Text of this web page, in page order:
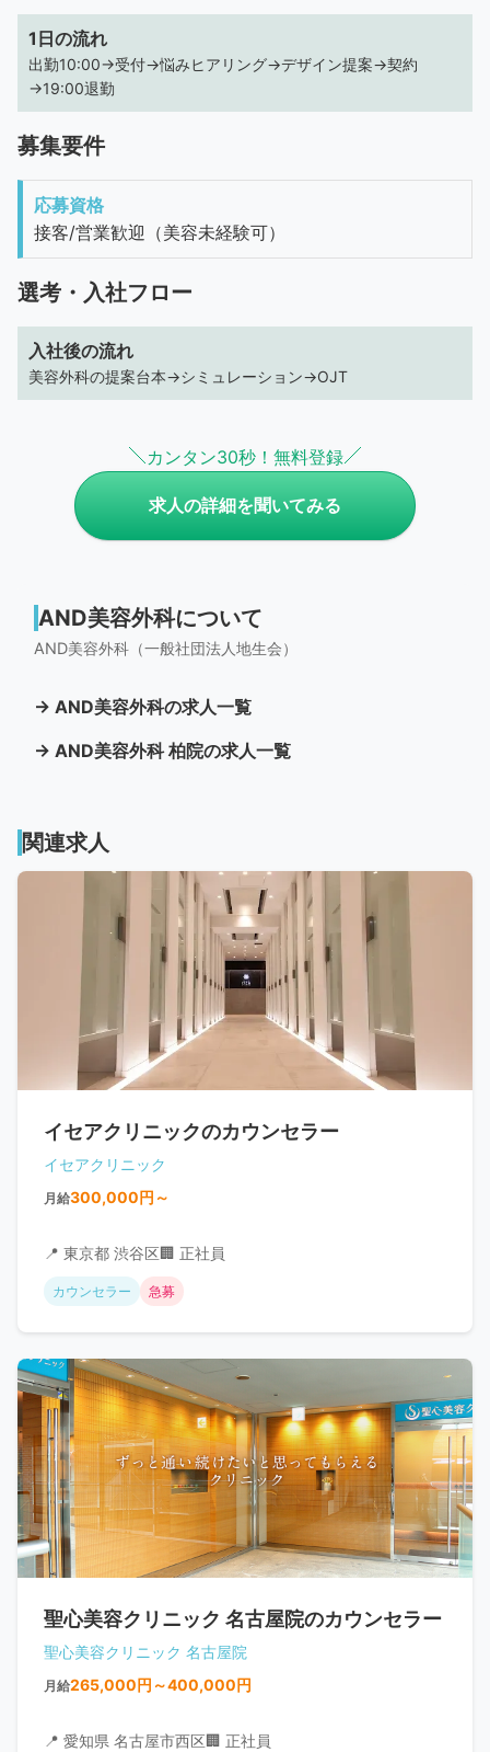
1日の流れ
出勤10:00→受付→悩みヒアリング→デザイン提案→契約
→19:00退勤
募集要件
応募資格
接客/営業歓迎（美容未経験可）
選考・入社フロー
入社後の流れ
美容外科の提案台本→シミュレーション→OJT
カンタン30秒！無料登録
求人の詳細を聞いてみる
AND美容外科について
AND美容外科（一般社団法人地生会）
→ AND美容外科の求人一覧
→ AND美容外科 柏院の求人一覧
関連求人
イセアクリニックのカウンセラー
イセアクリニック
月給300,000円～
📍 東京都 渋谷区🏢 正社員
カウンセラー 急募
聖心美容クリニック 名古屋院のカウンセラー
聖心美容クリニック 名古屋院
月給265,000円～400,000円
📍 愛知県 名古屋市西区🏢 正社員